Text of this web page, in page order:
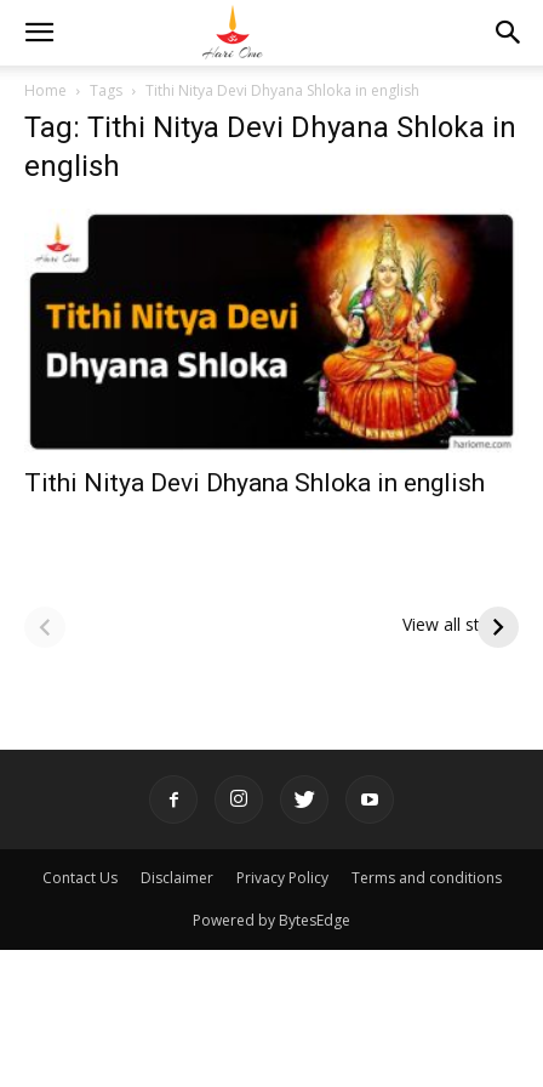
Home Tags Tithi Nitya Devi Dhyana Shloka in english
Tag: Tithi Nitya Devi Dhyana Shloka in
english
Tithi Nitya Devi Dhyana Shloka in english
View all stories
పితృదేవతల ఆశీర్వాదం
ఇంద్రకీలాద్రి గిరి ప్రదక్షిణ
Contact Us Disclaimer Privacy Policy Terms and conditions
Powered by BytesEdge